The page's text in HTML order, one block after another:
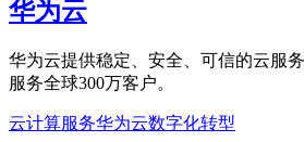
华为云
华为云提供稳定、安全、可信的云服
服务全球300万客户。
云计算服务华为云数字化转型